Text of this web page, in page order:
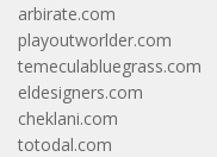
arbirate.com
playoutworlder.com
temeculabluegrass.com
eldesigners.com
cheklani.com
totodal.com